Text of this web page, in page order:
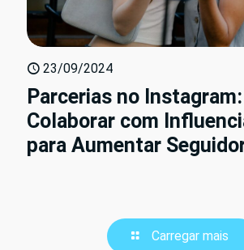
23/09/2024
Parcerias no
Colaborar com
para Aumentar
Carregar mais